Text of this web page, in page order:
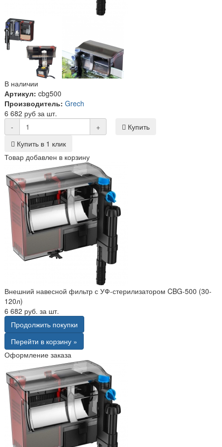
В наличии
Артикул: cbg500
Производитель: Grech
6 682 руб за шт.
-
+
Купить
Купить в 1 клик
Товар добавлен в корзину
Внешний навесной фильтр с УФ-стерилизатором CBG-500 (30-
120л)
6 682 руб. за шт.
Продолжить покупки
Перейти в корзину »
Оформление заказа